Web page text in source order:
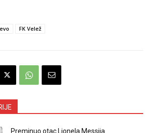
FK Velež
Preminuo otac Lionela Messija